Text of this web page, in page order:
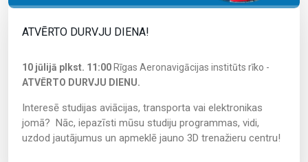
ATVĒRTO DURVJU DIENA!
10 jūlijā plkst. 11:00 Rīgas Aeronavigācijas institūts rīko -
ATVĒRTO DURVJU DIENU.
Interesē studijas aviācijas, transporta vai elektronikas
jomā? Nāc, iepazīsti mūsu studiju programmas, vidi,
uzdod jautājumus un apmeklē jauno 3D trenažieru centru!